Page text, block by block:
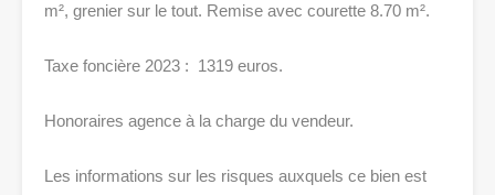
m², grenier sur le tout. Remise avec courette 8.70 m².
Taxe foncière 2023 : 1319 euros.
Honoraires agence à la charge du vendeur.
Les informations sur les risques auxquels ce bien est